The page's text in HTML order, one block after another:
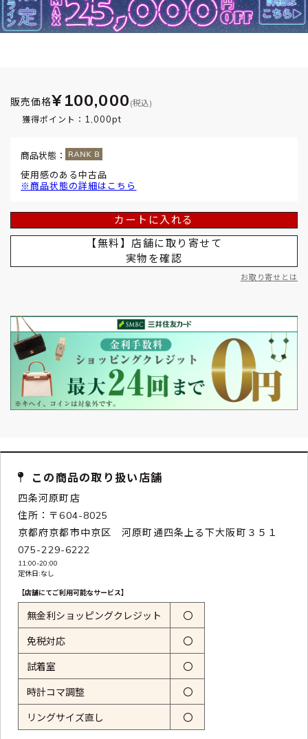
販売価格¥100,000 (税込)
獲得ポイント： 1,000pt
商品状態：
使用感のある中古品
※商品状態の詳細はこちら
カートに入れる
【無料】店舗に取り寄せて
実物を確認
お取り寄せとは
この商品の取り扱い店舗
四条河原町店
住所：〒604-8025
京都府京都市中京区 河原町通四条上る下大阪町３５１
075-229-6222
11:00-20:00
定休日:なし
【店舗にてご利用可能なサービス】
無金利ショッピングクレジット 〇
免税対応 〇
試着室 〇
時計コマ調整 〇
リングサイズ直し 〇